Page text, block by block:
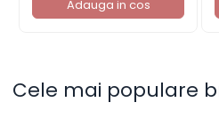
Adauga in cos
Cele mai populare